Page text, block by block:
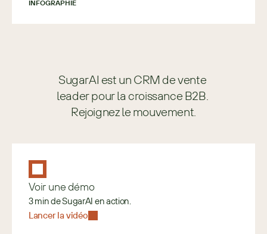
INFOGRAPHIE
SugarAI est un CRM de vente
leader pour la croissance B2B.
Rejoignez le mouvement.
Voir une démo
3 min de SugarAI en action.
Lancer la vidéo